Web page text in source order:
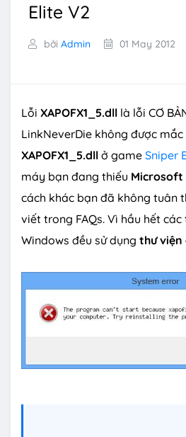
Elite V2
bởi Admin 01 May 2012
Lỗi XAPOFX1_5.dll là lỗi CƠ
LinkNeverDie không được
XAPOFX1_5.dll ở game Sniper
máy bạn đang thiếu Microsoft
cách khác bạn đã không tuân
viết trong FAQs. Vì hầu hết
Windows đều sử dụng thư viện